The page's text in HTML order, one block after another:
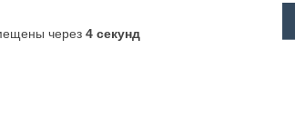
через 4секунд